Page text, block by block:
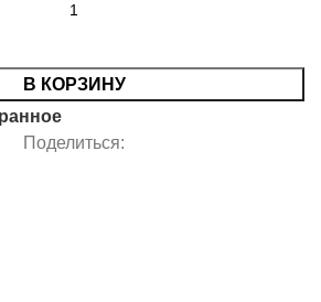
В КОРЗИНУ
Поделиться: